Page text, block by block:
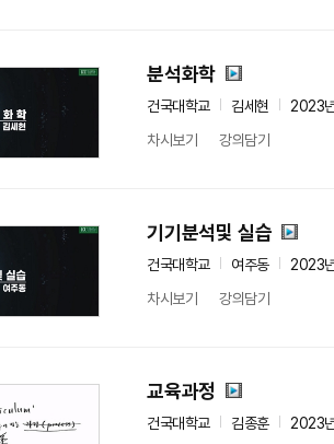
분석화학
건국대학교 김세현
2023
차시보기
강의담기
기기분석및 실습
건국대학교 여주동
2023
차시보기
강의담기
교육과정
건국대학교 김종훈
2023